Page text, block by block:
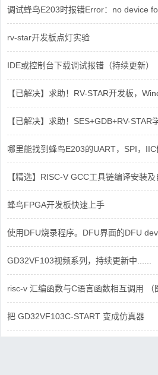
调试蜂鸟E203时报错Error：no device
rv-star开发板点灯实验
IDE或控制台下载调试报错（持续更新）
【已解决】求助！RV-STAR开发板，
【已解决】求助！SES+GDB+RV-STAR
哪里能找到蜂鸟E203的UART，SPI，IIC
【精选】RISC-V GCC工具链编译安装
蜂鸟FPGA开发板快速上手
使用DFU烧录程序。DFU界面的DFU
GD32VF103视频系列，持续更新中......
risc-v 汇编函数与C语言函数相互调用 （
把 GD32VF103C-START 变成仿真器